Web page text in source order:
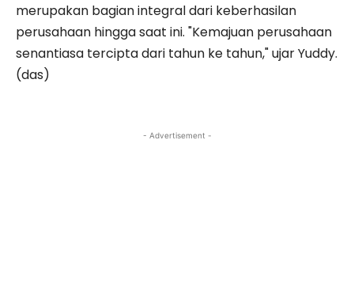
merupakan bagian integral dari keberhasilan
perusahaan hingga saat ini. "Kemajuan perusahaan
senantiasa tercipta dari tahun ke tahun," ujar Yuddy.
(das)
- Advertisement -